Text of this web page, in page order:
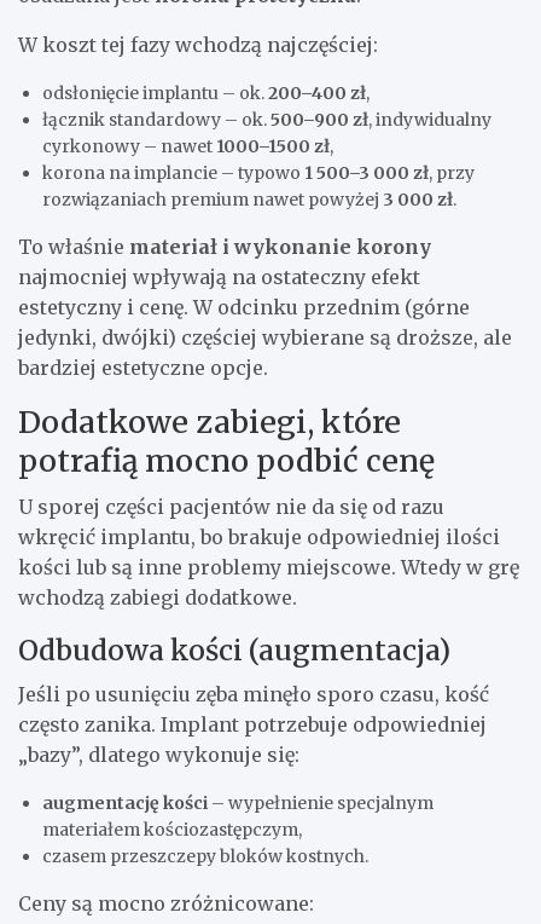
W koszt tej fazy wchodzą najczęściej:
odsłonięcie implantu – ok.200–400 zł,
łącznik standardowy – ok.500–900 zł, indywidualny
cyrkonowy – nawet 1000–1500 zł,
korona na implancie – typowo 1 500–3 000 zł, przy
rozwiązaniach premium nawet powyżej 3 000 zł.
To właśnie materiał i wykonanie korony
najmocniej wpływają na ostateczny efekt
estetyczny i cenę. W odcinku przednim (górne
jedynki, dwójki) częściej wybierane są droższe, ale
bardziej estetyczne opcje.
Dodatkowe zabiegi, które
potrafią mocno podbić cenę
U sporej części pacjentów nie da się od razu
wkręcić implantu, bo brakuje odpowiedniej ilości
kości lub są inne problemy miejscowe. Wtedy w grę
wchodzą zabiegi dodatkowe.
Odbudowa kości (augmentacja)
Jeśli po usunięciu zęba minęło sporo czasu, kość
często zanika. Implant potrzebuje odpowiedniej
„bazy”, dlatego wykonuje się:
augmentację kości – wypełnienie specjalnym
materiałem kościozastępczym,
czasem przeszczepy bloków kostnych.
Ceny są mocno zróżnicowane: